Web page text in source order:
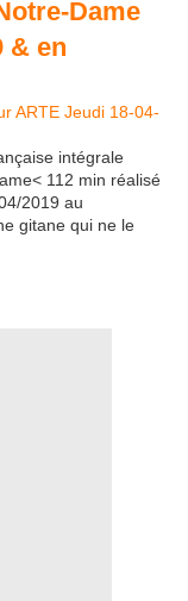
Dame
& en
intégrale
112 min réalisé
2019 au
gitane qui ne le